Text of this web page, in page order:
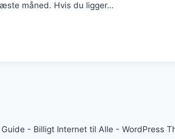
måned. Hvis du ligger…
- Billigt Internet til Alle - WordPress